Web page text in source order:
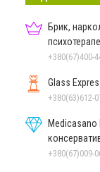
Брик,
+380(67)400-
Glass
+380(63)612-
Medicasano
+380(67)009-